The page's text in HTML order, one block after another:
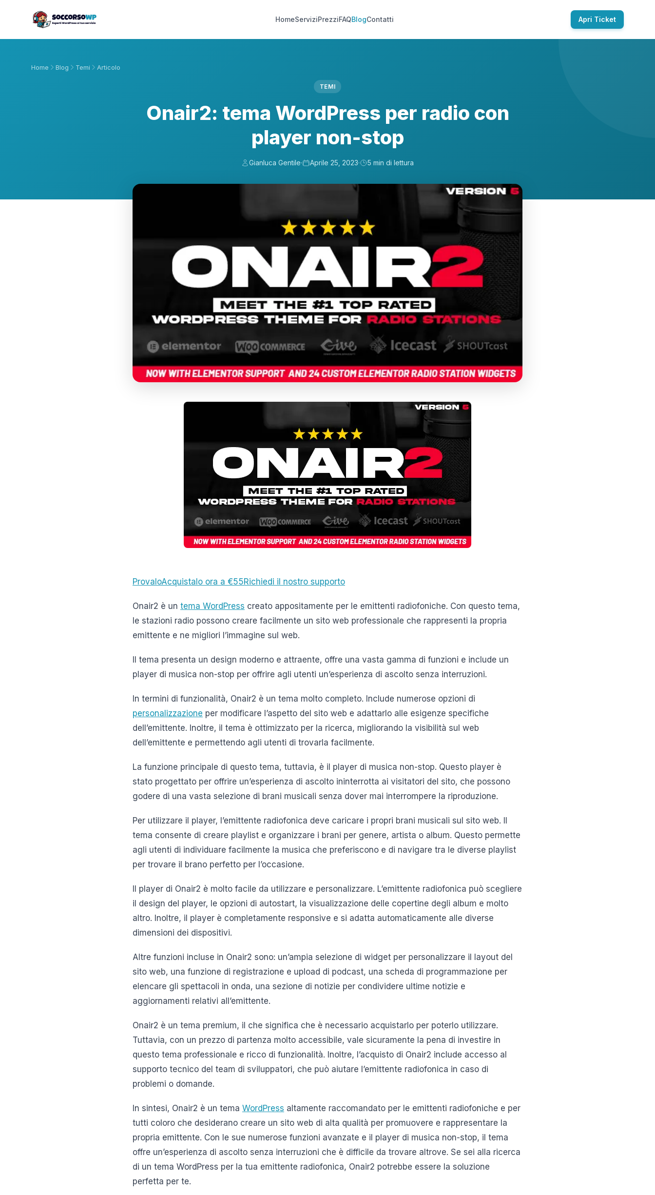
HomeServiziPrezziFAQBlogContatti Apri Ticket
Home Blog Temi Articolo
TEMI
Onair2: tema WordPress per radio con
player non-stop
Gianluca Gentile· Aprile 25, 2023· 5 min di lettura
ProvaloAcquistalo ora a €55Richiedi il nostro supporto
Onair2 è un tema WordPress creato appositamente per le emittenti radiofoniche. Con questo tema,
le stazioni radio possono creare facilmente un sito web professionale che rappresenti la propria
emittente e ne migliori l’immagine sul web.
Il tema presenta un design moderno e attraente, offre una vasta gamma di funzioni e include un
player di musica non-stop per offrire agli utenti un’esperienza di ascolto senza interruzioni.
In termini di funzionalità, Onair2 è un tema molto completo. Include numerose opzioni di
personalizzazione per modificare l’aspetto del sito web e adattarlo alle esigenze specifiche
dell’emittente. Inoltre, il tema è ottimizzato per la ricerca, migliorando la visibilità sul web
dell’emittente e permettendo agli utenti di trovarla facilmente.
La funzione principale di questo tema, tuttavia, è il player di musica non-stop. Questo player è
stato progettato per offrire un’esperienza di ascolto ininterrotta ai visitatori del sito, che possono
godere di una vasta selezione di brani musicali senza dover mai interrompere la riproduzione.
Per utilizzare il player, l’emittente radiofonica deve caricare i propri brani musicali sul sito web. Il
tema consente di creare playlist e organizzare i brani per genere, artista o album. Questo permette
agli utenti di individuare facilmente la musica che preferiscono e di navigare tra le diverse playlist
per trovare il brano perfetto per l’occasione.
Il player di Onair2 è molto facile da utilizzare e personalizzare. L’emittente radiofonica può scegliere
il design del player, le opzioni di autostart, la visualizzazione delle copertine degli album e molto
altro. Inoltre, il player è completamente responsive e si adatta automaticamente alle diverse
dimensioni dei dispositivi.
Altre funzioni incluse in Onair2 sono: un’ampia selezione di widget per personalizzare il layout del
sito web, una funzione di registrazione e upload di podcast, una scheda di programmazione per
elencare gli spettacoli in onda, una sezione di notizie per condividere ultime notizie e
aggiornamenti relativi all’emittente.
Onair2 è un tema premium, il che significa che è necessario acquistarlo per poterlo utilizzare.
Tuttavia, con un prezzo di partenza molto accessibile, vale sicuramente la pena di investire in
questo tema professionale e ricco di funzionalità. Inoltre, l’acquisto di Onair2 include accesso al
supporto tecnico del team di sviluppatori, che può aiutare l’emittente radiofonica in caso di
problemi o domande.
In sintesi, Onair2 è un tema WordPress altamente raccomandato per le emittenti radiofoniche e per
tutti coloro che desiderano creare un sito web di alta qualità per promuovere e rappresentare la
propria emittente. Con le sue numerose funzioni avanzate e il player di musica non-stop, il tema
offre un’esperienza di ascolto senza interruzioni che è difficile da trovare altrove. Se sei alla ricerca
di un tema WordPress per la tua emittente radiofonica, Onair2 potrebbe essere la soluzione
perfetta per te.